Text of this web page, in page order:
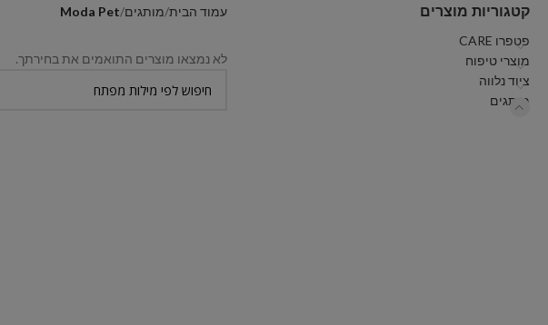
קטגוריות מוצרים
פטפרו CARE
מוצרי טיפוח
ציוד נלווה
מותגים
עמוד הבית מותגים Moda Pet
לא נמצאו מוצרים התואמים את בחירתך.